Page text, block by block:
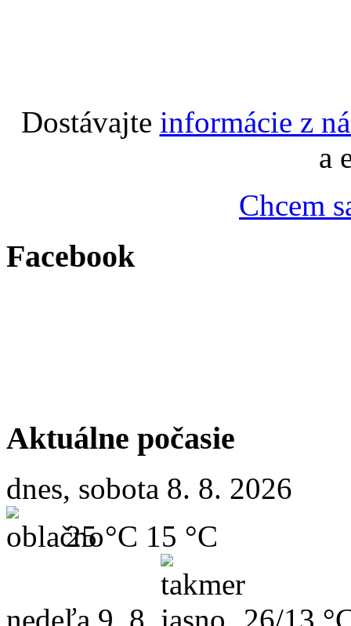
Dostávajte informácie z
a
Chcem
Facebook
Aktuálne počasie
dnes, sobota 8. 8. 2026
25 °C 15 °C